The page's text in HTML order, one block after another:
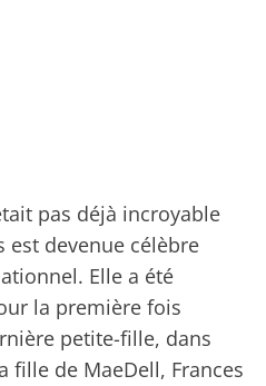
pas déjà incroyable
est devenue célèbre
Elle a été
la première fois
petite-fille, dans
fille de MaeDell, Frances